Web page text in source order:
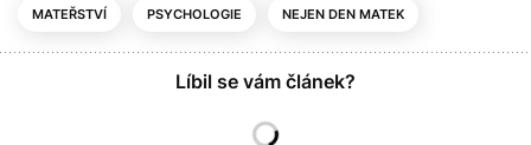
MATEŘSTVÍ PSYCHOLOGIE NEJEN DEN MATEK
Líbil se vám článek?